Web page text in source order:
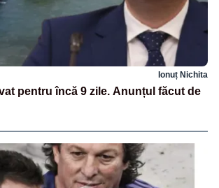
Ionuț Nichita
pentru încă 9 zile. Anunțul făcut de